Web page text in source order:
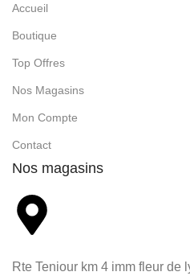
Accueil
Boutique
Top Offres
Nos Magasins
Mon Compte
Contact
Nos magasins
Rte Teniour km 4 imm fleur de